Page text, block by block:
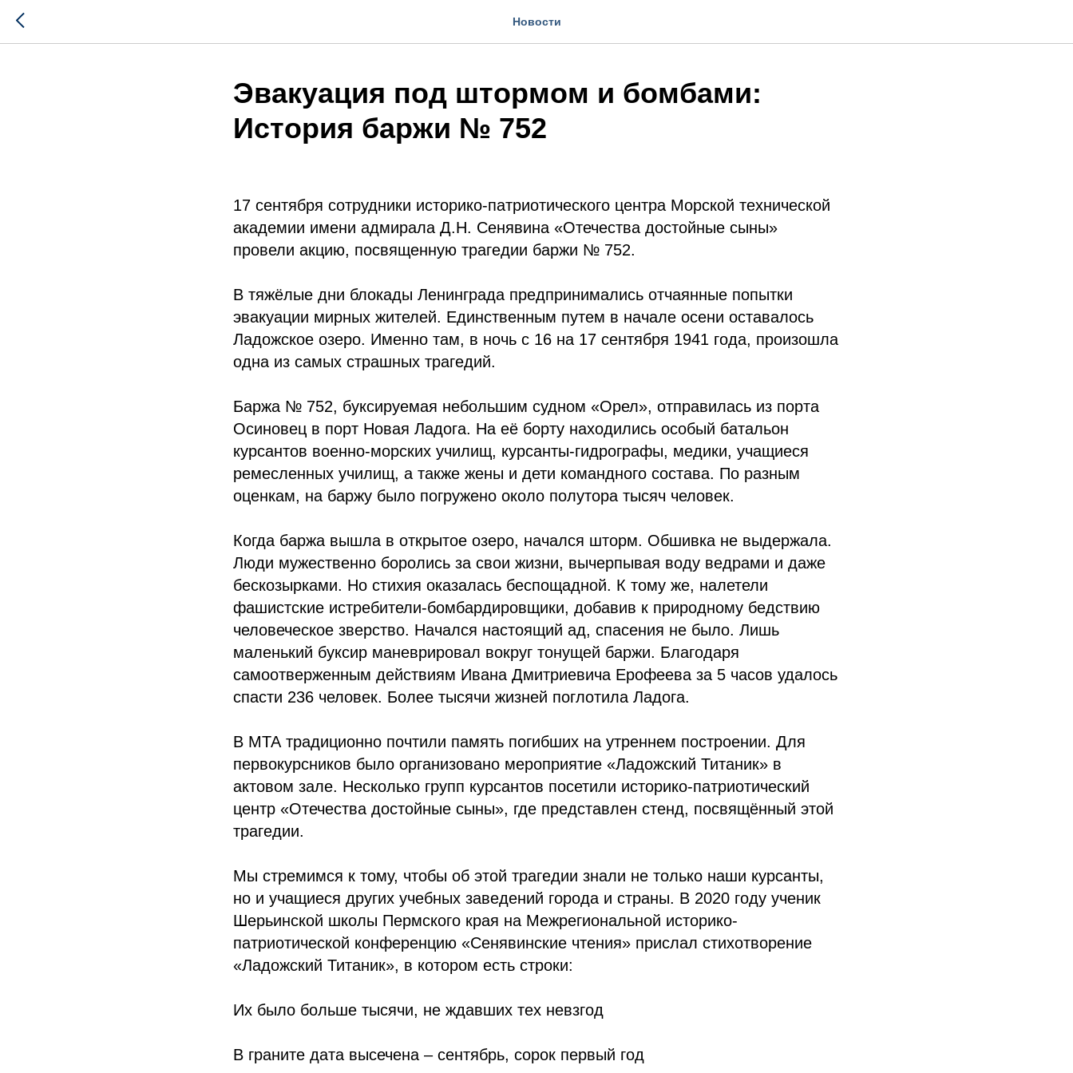
Новости
Эвакуация под штормом и бомбами:
История баржи № 752
17 сентября сотрудники историко-патриотического центра Морской технической
академии имени адмирала Д.Н. Сенявина «Отечества достойные сыны»
провели акцию, посвященную трагедии баржи № 752.
В тяжёлые дни блокады Ленинграда предпринимались отчаянные попытки
эвакуации мирных жителей. Единственным путем в начале осени оставалось
Ладожское озеро. Именно там, в ночь с 16 на 17 сентября 1941 года, произошла
одна из самых страшных трагедий.
Баржа № 752, буксируемая небольшим судном «Орел», отправилась из порта
Осиновец в порт Новая Ладога. На её борту находились особый батальон
курсантов военно-морских училищ, курсанты-гидрографы, медики, учащиеся
ремесленных училищ, а также жены и дети командного состава. По разным
оценкам, на баржу было погружено около полутора тысяч человек.
Когда баржа вышла в открытое озеро, начался шторм. Обшивка не выдержала.
Люди мужественно боролись за свои жизни, вычерпывая воду ведрами и даже
бескозырками. Но стихия оказалась беспощадной. К тому же, налетели
фашистские истребители-бомбардировщики, добавив к природному бедствию
человеческое зверство. Начался настоящий ад, спасения не было. Лишь
маленький буксир маневрировал вокруг тонущей баржи. Благодаря
самоотверженным действиям Ивана Дмитриевича Ерофеева за 5 часов удалось
спасти 236 человек. Более тысячи жизней поглотила Ладога.
В МТА традиционно почтили память погибших на утреннем построении. Для
первокурсников было организовано мероприятие «Ладожский Титаник» в
актовом зале. Несколько групп курсантов посетили историко-патриотический
центр «Отечества достойные сыны», где представлен стенд, посвящённый этой
трагедии.
Мы стремимся к тому, чтобы об этой трагедии знали не только наши курсанты,
но и учащиеся других учебных заведений города и страны. В 2020 году ученик
Шерьинской школы Пермского края на Межрегиональной историко-
патриотической конференцию «Сенявинские чтения» прислал стихотворение
«Ладожский Титаник», в котором есть строки:
Их было больше тысячи, не ждавших тех невзгод
В граните дата высечена – сентябрь, сорок первый год